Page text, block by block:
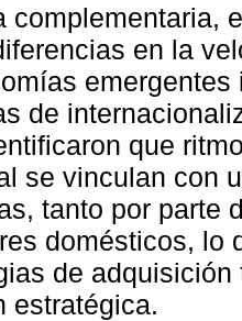
complementaria,
en la
de
que
se vinculan con
tanto por parte
domésticos, lo
de
estratégica.